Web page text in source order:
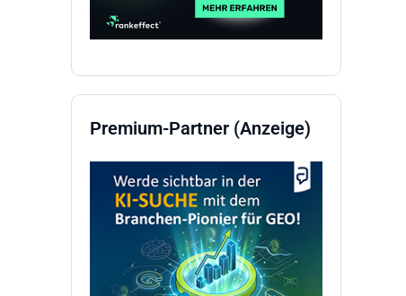
Premium-Partner (Anzeige)